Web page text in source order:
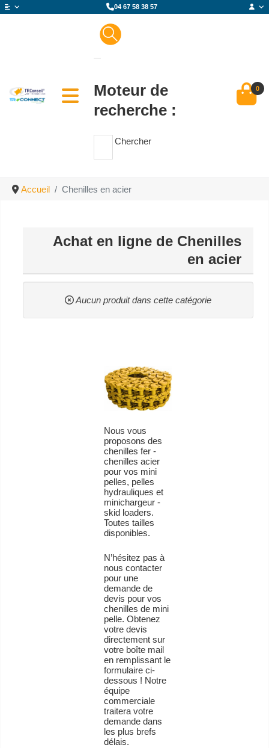
04 67 58 38 57
Moteur de
recherche :
Chercher
0
Accueil Chenilles en acier
Achat en ligne de Chenilles
en acier
Aucun produit dans cette catégorie
Nous vous
proposons des
chenilles fer -
chenilles acier
pour vos mini
pelles, pelles
hydrauliques et
minichargeur -
skid loaders.
Toutes tailles
disponibles.
N’hésitez pas à
nous contacter
pour une
demande de
devis pour vos
chenilles de mini
pelle. Obtenez
votre devis
directement sur
votre boîte mail
en remplissant le
formulaire ci-
dessous ! Notre
équipe
commerciale
traitera votre
demande dans
les plus brefs
délais.